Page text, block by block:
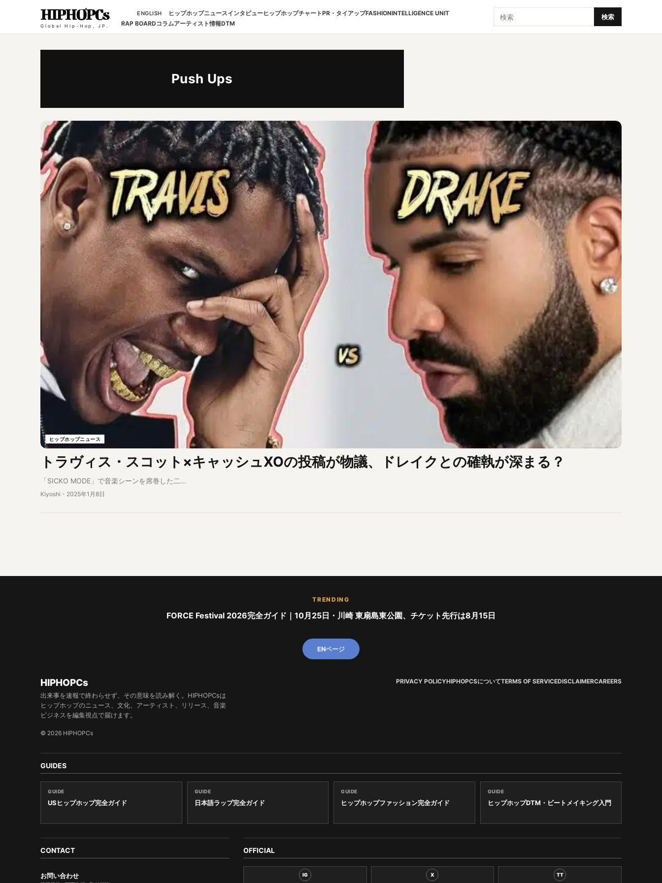
HIPHOPCs
Global Hip-Hop, JP.
ENGLISH ヒップホップニュースインタビューヒップホップチャートPR・タイアップFASHIONINTELLIGENCE UNIT
RAP BOARDコラムアーティスト情報DTM
検索 検索
Push Ups
ヒップホップニュース
トラヴィス・スコット×キャッシュXOの投稿が物議、ドレイクとの確執が深まる？
「SICKO MODE」で音楽シーンを席巻した二…
Kiyoshi - 2025年1月8日
TRENDING
FORCE Festival 2026完全ガイド｜10月25日・川崎 東扇島東公園、チケット先行は8月15日
ENページ
HIPHOPCs
出来事を速報で終わらせず、その意味を読み解く。HIPHOPCsは
ヒップホップのニュース、文化、アーティスト、リリース、音楽
ビジネスを編集視点で届けます。
© 2026 HIPHOPCs
PRIVACY POLICYHIPHOPCSについてTERMS OF SERVICEDISCLAIMERCAREERS
GUIDES
GUIDE
USヒップホップ完全ガイド
GUIDE
日本語ラップ完全ガイド
GUIDE
ヒップホップファッション完全ガイド
GUIDE
ヒップホップDTM・ビートメイキング入門
CONTACT
お問い合わせ
OFFICIAL
IG X TT